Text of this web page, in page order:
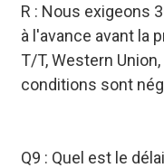
R : Nous exigeons
à l'avance avant la
T/T, Western
conditions sont
Q9 : Quel est le